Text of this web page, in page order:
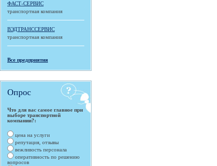
ФАСТ-СЕРВИС
транспортная компания
ВЭДТРАНССЕРВИС
транспортная компания
Все предприятия
Опрос
Что для вас самое главное при
выборе транспортной
компании?:
цена на услуги
репутация, отзывы
вежливость персонала
оперативность по решению
вопросов